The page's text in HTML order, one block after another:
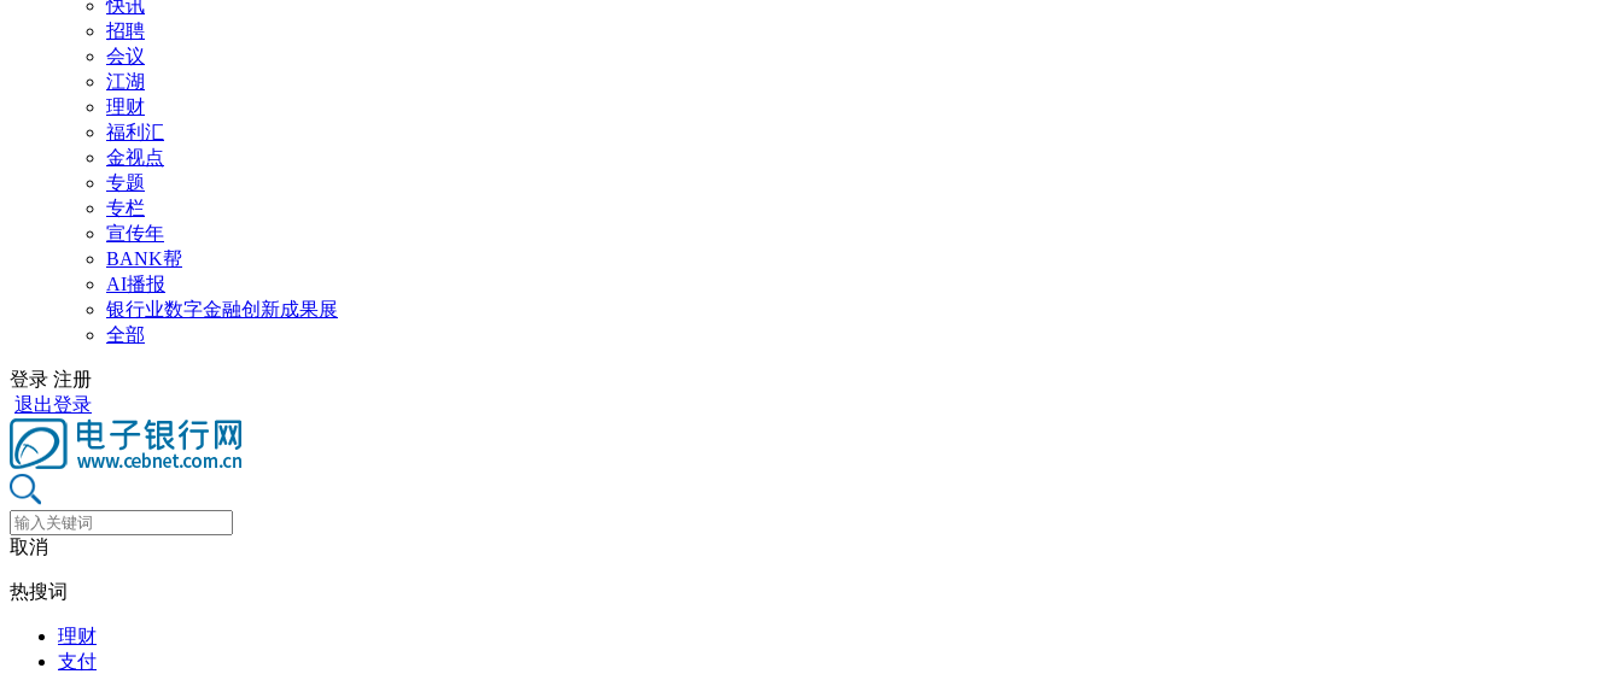
快讯
招聘
会议
江湖
理财
福利汇
金视点
专题
专栏
宣传年
BANK帮
AI播报
银行业数字金融创新成果展
全部
登录 注册
退出登录
取消
热搜词
理财
支付